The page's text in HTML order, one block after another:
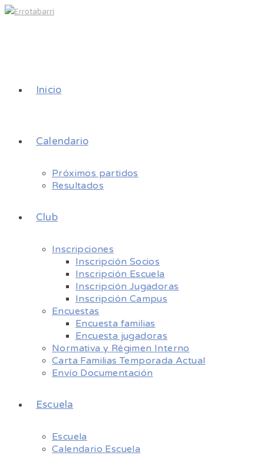
Inicio
Calendario
Próximos partidos
Resultados
Club
Inscripciones
Inscripción Socios
Inscripción Escuela
Inscripción Jugadoras
Inscripción Campus
Encuestas
Encuesta familias
Encuesta jugadoras
Normativa y Régimen Interno
Carta Familias Temporada Actual
Envío Documentación
Escuela
Escuela
Calendario Escuela